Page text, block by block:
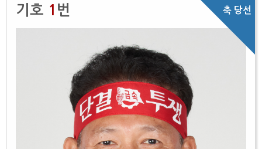
하위메뉴
하위메뉴
기호 1 번